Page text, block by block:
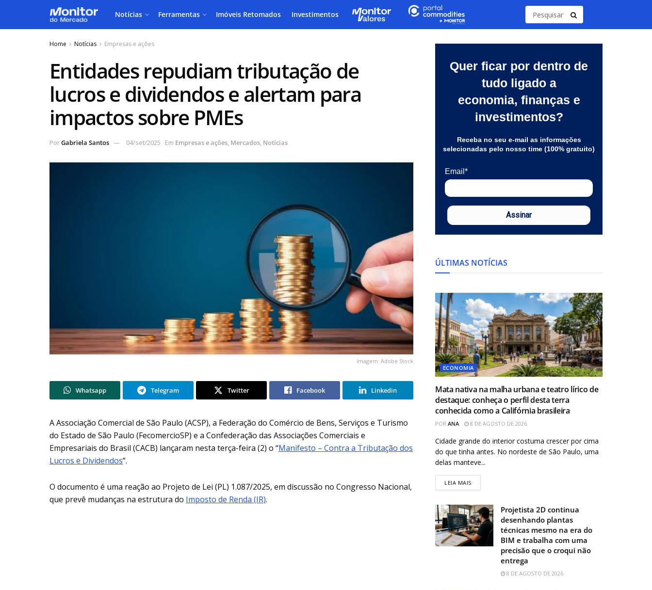
Notícias Ferramentas Imóveis Retomados Investimentos
Home Notícias Empresas e ações
Entidades repudiam tributação de
lucros e dividendos e alertam para
impactos sobre PMEs
PorGabriela Santos 04/set/2025 Em Empresas e ações, Mercados, Notícias
Imagem: Adobe Stock
Whatsapp Telegram Twitter Facebook Linkedin
A Associação Comercial de São Paulo (ACSP), a Federação do Comércio de Bens, Serviços e Turismo
do Estado de São Paulo (FecomercioSP) e a Confederação das Associações Comerciais e
Empresariais do Brasil (CACB) lançaram nesta terça-feira (2) o “Manifesto – Contra a Tributação dos
Lucros e Dividendos”.
O documento é uma reação ao Projeto de Lei (PL) 1.087/2025, em discussão no Congresso Nacional,
que prevê mudanças na estrutura do Imposto de Renda (IR).
Quer ficar por dentro de
tudo ligado a
economia, finanças e
investimentos?
Receba no seu e-mail as informações
selecionadas pelo nosso time (100% gratuito)
Email*
Assinar
ÚLTIMAS NOTÍCIAS
ECONOMIA
Mata nativa na malha urbana e teatro lírico de
destaque: conheça o perfil desta terra
conhecida como a Califórnia brasileira
POR ANA 8 DE AGOSTO DE 2026
Cidade grande do interior costuma crescer por cima
do que tinha antes. No nordeste de São Paulo, uma
delas manteve...
LEIA MAIS
Projetista 2D continua
desenhando plantas
técnicas mesmo na era do
BIM e trabalha com uma
precisão que o croqui não
entrega
8 DE AGOSTO DE 2026